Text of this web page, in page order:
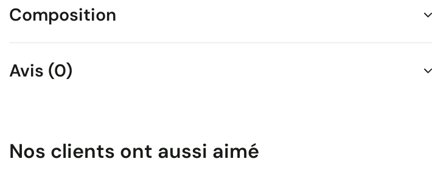
Composition
Avis (0)
Nos clients ont aussi aimé